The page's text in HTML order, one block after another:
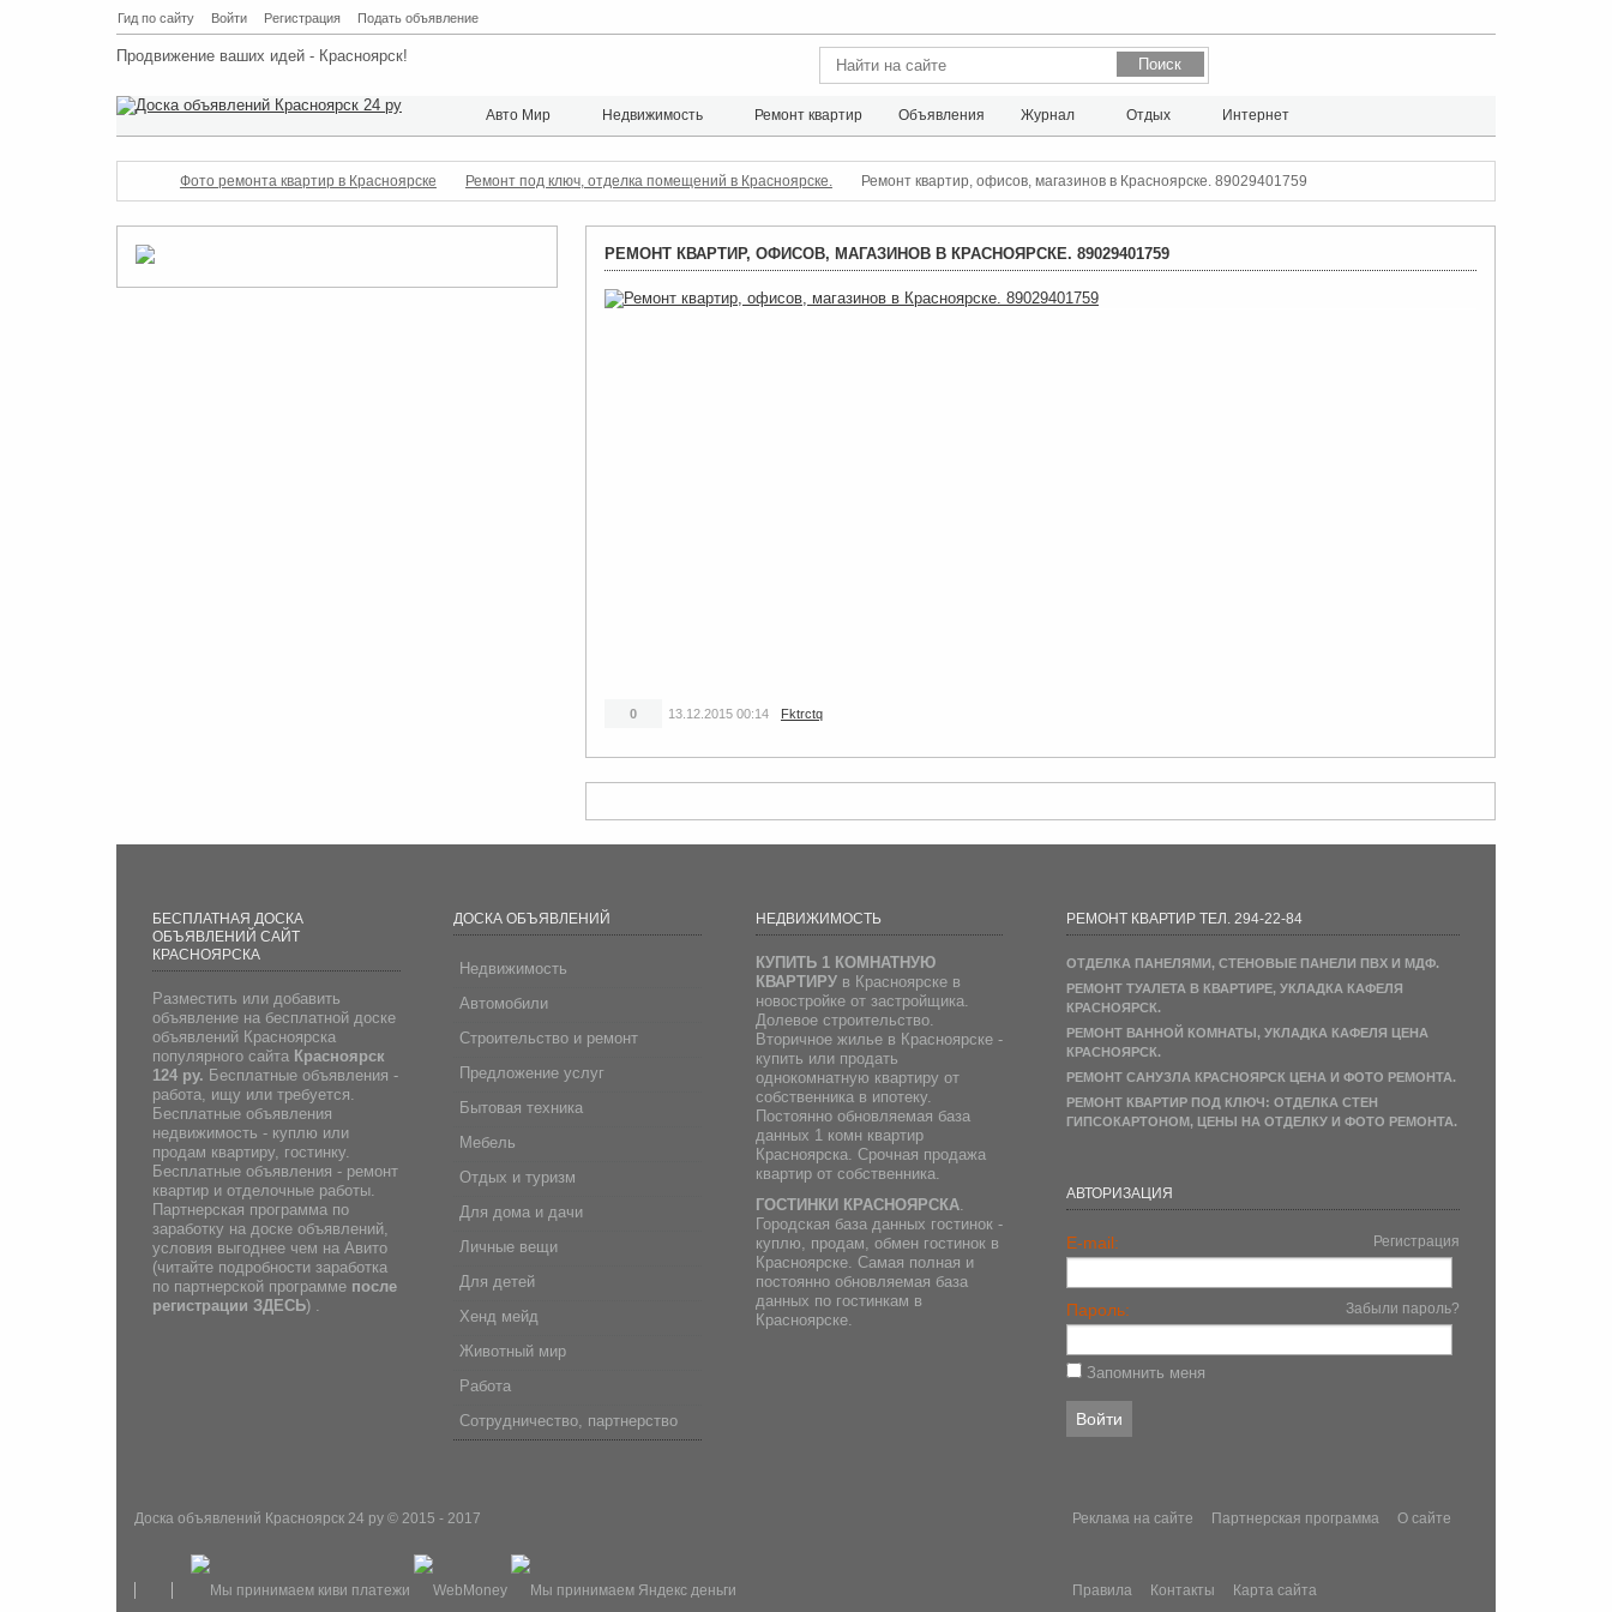
Гид по сайту Войти Регистрация Подать объявление
Продвижение ваших идей - Красноярск!
Авто Мир Недвижимость Ремонт квартир Объявления Журнал Отдых Интернет
Фото ремонта квартир в Красноярске Ремонт под ключ, отделка помещений в Красноярске. Ремонт квартир, офисов, магазинов в Красноярске. 89029401759
РЕМОНТ КВАРТИР, ОФИСОВ, МАГАЗИНОВ В КРАСНОЯРСКЕ. 89029401759
0 13.12.2015 00:14 Fktrctq
БЕСПЛАТНАЯ ДОСКА
ОБЪЯВЛЕНИЙ САЙТ
КРАСНОЯРСКА
Разместить или добавить
объявление на бесплатной доске
объявлений Красноярска
популярного сайта Красноярск
124 ру. Бесплатные объявления -
работа, ищу или требуется.
Бесплатные объявления
недвижимость - куплю или
продам квартиру, гостинку.
Бесплатные объявления - ремонт
квартир и отделочные работы.
Партнерская программа по
заработку на доске объявлений,
условия выгоднее чем на Авито
(читайте подробности заработка
по партнерской программе после
регистрации ЗДЕСЬ) .
ДОСКА ОБЪЯВЛЕНИЙ
Недвижимость
Автомобили
Строительство и ремонт
Предложение услуг
Бытовая техника
Мебель
Отдых и туризм
Для дома и дачи
Личные вещи
Для детей
Хенд мейд
Животный мир
Работа
Сотрудничество, партнерство
НЕДВИЖИМОСТЬ
КУПИТЬ 1 КОМНАТНУЮ
КВАРТИРУв Красноярске в
новостройке от застройщика.
Долевое строительство.
Вторичное жилье в Красноярске -
купить или продать
однокомнатную квартиру от
собственника в ипотеку.
Постоянно обновляемая база
данных 1 комн квартир
Красноярска. Срочная продажа
квартир от собственника.
ГОСТИНКИ КРАСНОЯРСКА.
Городская база данных гостинок -
куплю, продам, обмен гостинок в
Красноярске. Самая полная и
постоянно обновляемая база
данных по гостинкам в
Красноярске.
РЕМОНТ КВАРТИР ТЕЛ. 294-22-84
ОТДЕЛКА ПАНЕЛЯМИ, СТЕНОВЫЕ ПАНЕЛИ ПВХ И МДФ.
РЕМОНТ ТУАЛЕТА В КВАРТИРЕ, УКЛАДКА КАФЕЛЯ
КРАСНОЯРСК.
РЕМОНТ ВАННОЙ КОМНАТЫ, УКЛАДКА КАФЕЛЯ ЦЕНА
КРАСНОЯРСК.
РЕМОНТ САНУЗЛА КРАСНОЯРСК ЦЕНА И ФОТО РЕМОНТА.
РЕМОНТ КВАРТИР ПОД КЛЮЧ: ОТДЕЛКА СТЕН
ГИПСОКАРТОНОМ, ЦЕНЫ НА ОТДЕЛКУ И ФОТО РЕМОНТА.
АВТОРИЗАЦИЯ
E-mail: Регистрация
Пароль: Забыли пароль?
Запомнить меня
Доска объявлений Красноярск 24 ру © 2015 - 2017 Реклама на сайте Партнерская программа О сайте
Правила Контакты Карта сайта